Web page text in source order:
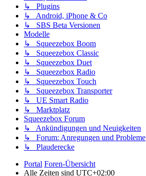
↳ Plugins
↳ Android, iPhone & Co
↳ SBS Beta Versionen
Modelle
↳ Squeezebox Boom
↳ Squeezebox Classic
↳ Squeezebox Duet
↳ Squeezebox Radio
↳ Squeezebox Touch
↳ Squeezebox Transporter
↳ UE Smart Radio
↳ Marktplatz
Squeezebox Forum
↳ Ankündigungen und Neuigkeiten
↳ Forum: Anregungen und Probleme
↳ Plauderecke
Portal Foren-Übersicht
Alle Zeiten sind UTC+02:00